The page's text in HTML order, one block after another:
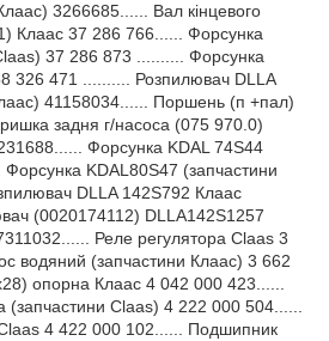
3266685...... Вал кінцевого
Клаас 37 286 766...... Форсунка
37 286 873 .......... Форсунка
326 471 .......... Розпилювач DLLA
41158034...... Поршень (п +пал)
задня г/насоса (075 970.0)
Форсунка KDAL 74S44
KDAL80S47 (запчастини
DLLA 142S792 Клаас
(0020174112) DLLA142S1257
Реле регулятора Claas 3
водяний (запчастини Клаас) 3 662
опорна Клаас 4 042 000 423......
(запчастини Claas) 4 222 000 504......
4 422 000 102...... Подшипник